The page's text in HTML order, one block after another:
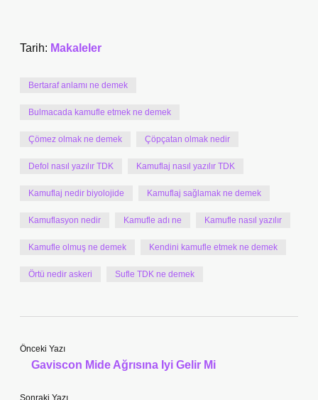
Tarih: Makaleler
Bertaraf anlamı ne demek
Bulmacada kamufle etmek ne demek
Çömez olmak ne demek Çöpçatan olmak nedir
Defol nasıl yazılır TDK Kamuflaj nasıl yazılır TDK
Kamuflaj nedir biyolojide Kamuflaj sağlamak ne demek
Kamuflasyon nedir Kamufle adı ne Kamufle nasıl yazılır
Kamufle olmuş ne demek Kendini kamufle etmek ne demek
Örtü nedir askeri Sufle TDK ne demek
Önceki Yazı
Gaviscon Mide Ağrısına Iyi Gelir Mi
Sonraki Yazı